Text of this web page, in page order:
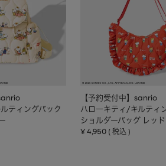
ティングバック
【予約受付中】sanrio
ハローキティ/キルティ
ショルダーバッグ レッド
¥ 4,950 税込